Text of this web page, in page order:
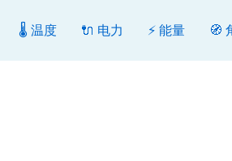
🌡️ 温度 🔌 电力 ⚡ 能量 🧭